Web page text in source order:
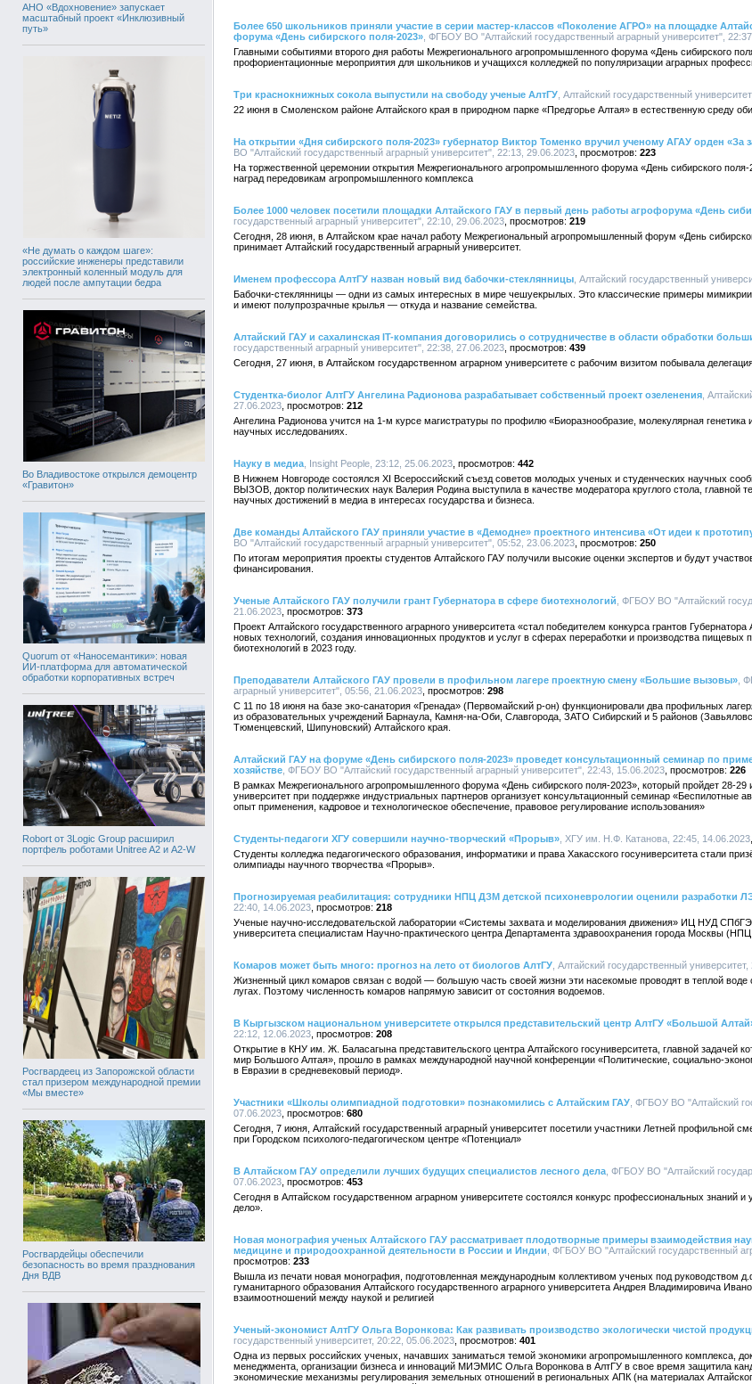
АНО «Вдохновение» запускает
масштабный проект «Инклюзивный
путь»
«Не думать о каждом шаге»:
российские инженеры представили
электронный коленный модуль для
людей после ампутации бедра
Во Владивостоке открылся демоцентр
«Гравитон»
Quorum от «Наносемантики»: новая
ИИ-платформа для автоматической
обработки корпоративных встреч
Robort от 3Logic Group расширил
портфель роботами Unitree A2 и A2-W
Росгвардеец из Запорожской области
стал призером международной премии
«Мы вместе»
Росгвардейцы обеспечили
безопасность во время празднования
Дня ВДВ
Более 650 школьников приняли участие в серии мастер-классов «Поколение АГРО» на площадке
форума «День сибирского поля-2023» , ФГБОУ ВО "Алтайский государственный аграрный университет",
Главными событиями второго дня работы Межрегионального агропромышленного форума «День сибирского
профориентационные мероприятия для школьников и учащихся колледжей по популяризации аграрных
Три краснокнижных сокола выпустили на свободу ученые АлтГУ , Алтайский государственный
22 июня в Смоленском районе Алтайского края в природном парке «Предгорье Алтая» в естественную среду
На открытии «Дня сибирского поля-2023» губернатор Виктор Томенко вручил ученому АГАУ орден «За
ВО "Алтайский государственный аграрный университет", 22:13, 29.06.2023
223
На торжественной церемонии открытия Межрегионального агропромышленного форума «День сибирского поля-
наград передовикам агропромышленного комплекса
Более 1000 человек посетили площадки Алтайского ГАУ в первый день работы агрофорума «День
государственный аграрный университет", 22:10, 29.06.2023
219
Сегодня, 28 июня, в Алтайском крае начал работу Межрегиональный агропромышленный форум «День
принимает Алтайский государственный аграрный университет.
Именем профессора АлтГУ назван новый вид бабочки-стеклянницы , Алтайский государственный
Бабочки-стеклянницы — одни из самых интересных в мире чешуекрылых. Это классические примеры
и имеют полупрозрачные крылья — откуда и название семейства.
Алтайский ГАУ и сахалинская IT-компания договорились о сотрудничестве в области обработки
государственный аграрный университет", 22:38, 27.06.2023
439
Сегодня, 27 июня, в Алтайском государственном аграрном университете с рабочим визитом побывала
Студентка-биолог АлтГУ Ангелина Радионова разрабатывает собственный проект озеленения ,
27.06.2023
212
Ангелина Радионова учится на 1-м курсе магистратуры по профилю «Биоразнообразие, молекулярная генетика
научных исследованиях.
Науку в медиа , Insight People, 23:12, 25.06.2023
442
В Нижнем Новгороде состоялся XI Всероссийский съезд советов молодых ученых и студенческих научных
ВЫЗОВ, доктор политических наук Валерия Родина выступила в качестве модератора круглого стола, главной
научных достижений в медиа в интересах государства и бизнеса.
Две команды Алтайского ГАУ приняли участие в «Демодне» проектного интенсива «От идеи к
ВО "Алтайский государственный аграрный университет", 05:52, 23.06.2023
250
По итогам мероприятия проекты студентов Алтайского ГАУ получили высокие оценки экспертов и будут
финансирования.
Ученые Алтайского ГАУ получили грант Губернатора в сфере биотехнологий , ФГБОУ ВО "Алтайский
21.06.2023
373
Проект Алтайского государственного аграрного университета «стал победителем конкурса грантов
новых технологий, создания инновационных продуктов и услуг в сферах переработки и производства пищевых
биотехнологий в 2023 году.
Преподаватели Алтайского ГАУ провели в профильном лагере проектную смену «Большие вызовы» ,
аграрный университет", 05:56, 21.06.2023
298
С 11 по 18 июня на базе эко-санатория «Гренада» (Первомайский р-он) функционировали два профильных
из образовательных учреждений Барнаула, Камня-на-Оби, Славгорода, ЗАТО Сибирский и 5 районов
Тюменцевский, Шипуновский) Алтайского края.
Алтайский ГАУ на форуме «День сибирского поля-2023» проведет консультационный семинар по
хозяйстве , ФГБОУ ВО "Алтайский государственный аграрный университет", 22:43, 15.06.2023
226
В рамках Межрегионального агропромышленного форума «День сибирского поля-2023», который пройдет 28-29
университет при поддержке индустриальных партнеров организует консультационный семинар «Беспилотные
опыт применения, кадровое и технологическое обеспечение, правовое регулирование использования»
Студенты-педагоги ХГУ совершили научно-творческий «Прорыв» , ХГУ им. Н.Ф. Катанова, 22:45, 14.06.2023
Студенты колледжа педагогического образования, информатики и права Хакасского госуниверситета стали
олимпиады научного творчества «Прорыв».
Прогнозируемая реабилитация: сотрудники НПЦ ДЗМ детской психоневрологии оценили разработки
22:40, 14.06.2023
218
Ученые научно-исследовательской лаборатории «Системы захвата и моделирования движения» ИЦ НУД
университета специалистам Научно-практического центра Департамента здравоохранения города Москвы
Комаров может быть много: прогноз на лето от биологов АлтГУ , Алтайский государственный
Жизненный цикл комаров связан с водой — большую часть своей жизни эти насекомые проводят в теплой
лугах. Поэтому численность комаров напрямую зависит от состояния водоемов.
В Кыргызском национальном университете открылся представительский центр АлтГУ «Большой
22:12, 12.06.2023
208
Открытие в КНУ им. Ж. Баласагына представительского центра Алтайского госуниверситета, главной задачей
мир Большого Алтая», прошло в рамках международной научной конференции «Политические, социально-
в Евразии в средневековый период».
Участники «Школы олимпиадной подготовки» познакомились с Алтайским ГАУ , ФГБОУ ВО "Алтайский
07.06.2023
680
Сегодня, 7 июня, Алтайский государственный аграрный университет посетили участники Летней профильной
при Городском психолого-педагогическом центре «Потенциал»
В Алтайском ГАУ определили лучших будущих специалистов лесного дела , ФГБОУ ВО "Алтайский
07.06.2023
453
Сегодня в Алтайском государственном аграрном университете состоялся конкурс профессиональных знаний
дело».
Новая монография ученых Алтайского ГАУ рассматривает плодотворные примеры взаимодействия
медицине и природоохранной деятельности в России и Индии , ФГБОУ ВО "Алтайский государственный
233
Вышла из печати новая монография, подготовленная международным коллективом ученых под руководством
гуманитарного образования Алтайского государственного аграрного университета Андрея Владимировича
взаимоотношений между наукой и религией
Ученый-экономист АлтГУ Ольга Воронкова: Как развивать производство экологически чистой
государственный университет, 20:22, 05.06.2023
401
Одна из первых российских ученых, начавших заниматься темой экономики агропромышленного комплекса,
менеджмента, организации бизнеса и инноваций МИЭМИС Ольга Воронкова в АлтГУ в свое время защитила
экономические механизмы регулирования земельных отношений в региональных АПК (на материалах